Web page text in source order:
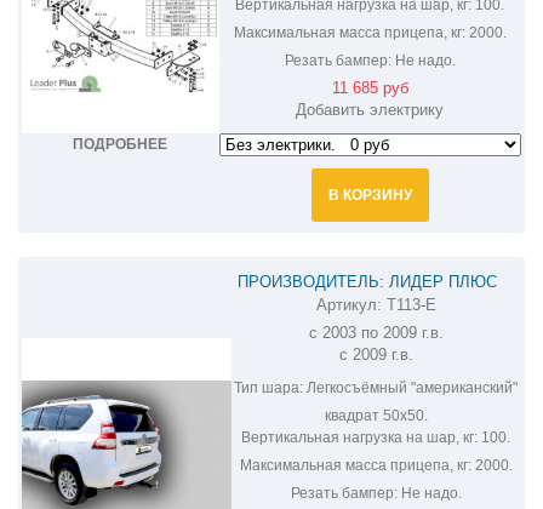
ПОДРОБНЕЕ
Вертикальная нагрузка на шар, кг: 100.
Максимальная масса прицепа, кг:2000.
Резать бампер:Не надо.
11 685 руб
Добавить электрику
В КОРЗИНУ
ПРОИЗВОДИТЕЛЬ: ЛИДЕР ПЛЮС
ФАРКОП НА TOYOTA LAND CRUISER
PRADO T113-E
Артикул: T113-E
с 2003 по 2009 г.в.
с 2009 г.в.
Тип шара: Легкосъёмный "американский"
квадрат 50х50.
Вертикальная нагрузка на шар, кг: 100.
Максимальная масса прицепа, кг:2000.
Резать бампер:Не надо.